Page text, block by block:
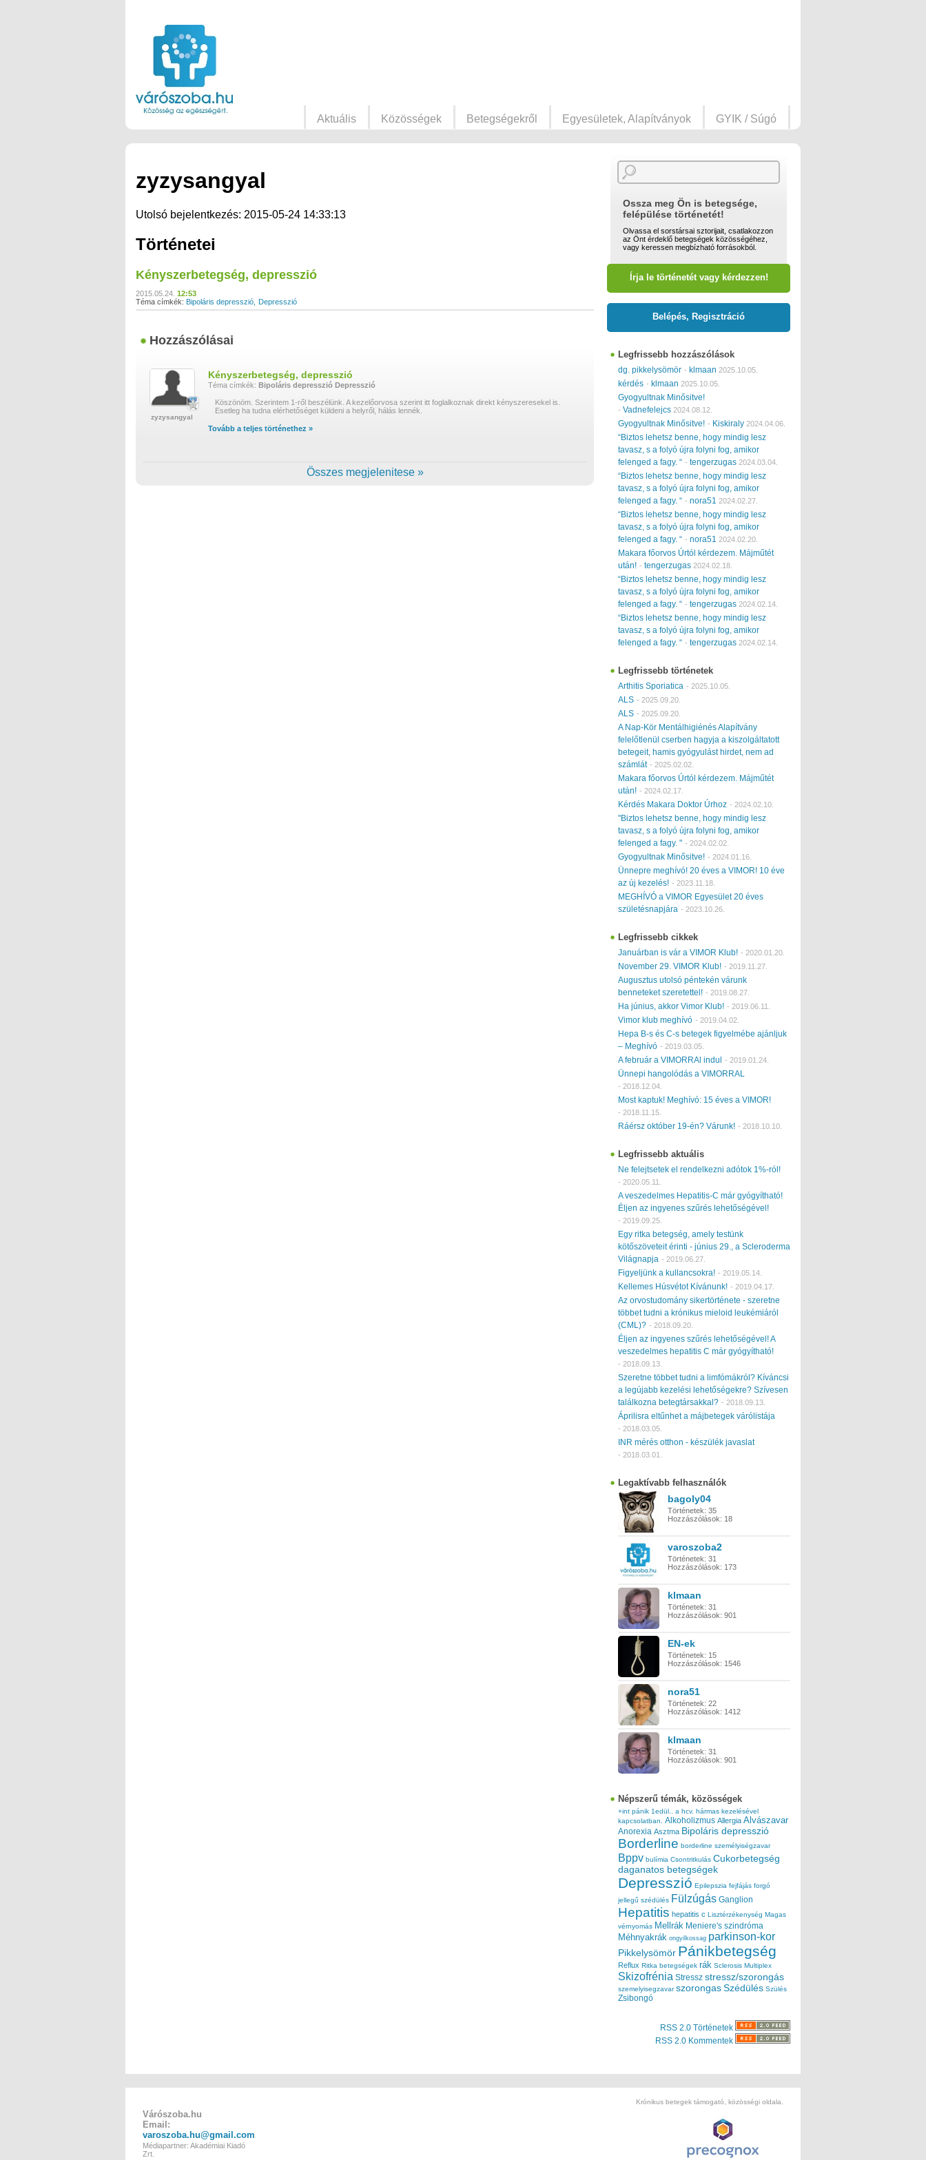
Aktuális Közösségek Betegségekről Egyesületek, Alapítványok GYIK / Súgó
zyzysangyal
Utolsó bejelentkezés: 2015-05-24 14:33:13
Történetei
Kényszerbetegség, depresszió
2015.05.24. 12:53
Téma címkék: Bipoláris depresszió Depresszió
Hozzászólásai
zyzysangyal
Kényszerbetegség, depresszió
Téma címkék: Bipoláris depresszió Depresszió
Köszönöm. Szerintem 1-ről beszélünk. A kezelőorvosa szerint itt foglalkoznak direkt kényszeresekel is.
Esetleg ha tudna elérhetőséget küldeni a helyről, hálás lennék.
Tovább a teljes történethez »
Összes megjelenitese »
Ossza meg Ön is betegsége,
felépülése történetét!
Olvassa el sorstársai sztorijait, csatlakozzon
az Önt érdeklő betegségek közösségéhez,
vagy keressen megbízható forrásokból.
Írja le történetét vagy kérdezzen!
Belépés, Regisztráció
Legfrissebb hozzászólások
dg. pikkelysömör - klmaan 2025.10.05.
kérdés - klmaan 2025.10.05.
Gyogyultnak Minősitve!
- Vadnefelejcs 2024.08.12.
Gyogyultnak Minősitve! - Kiskiraly 2024.04.06.
“Biztos lehetsz benne, hogy mindig lesz
tavasz, s a folyó újra folyni fog, amikor
felenged a fagy. “ - tengerzugas 2024.03.04.
“Biztos lehetsz benne, hogy mindig lesz
tavasz, s a folyó újra folyni fog, amikor
felenged a fagy. “ - nora51 2024.02.27.
“Biztos lehetsz benne, hogy mindig lesz
tavasz, s a folyó újra folyni fog, amikor
felenged a fagy. “ - nora51 2024.02.20.
Makara főorvos Úrtól kérdezem. Májműtét
után! - tengerzugas 2024.02.18.
“Biztos lehetsz benne, hogy mindig lesz
tavasz, s a folyó újra folyni fog, amikor
felenged a fagy. “ - tengerzugas 2024.02.14.
“Biztos lehetsz benne, hogy mindig lesz
tavasz, s a folyó újra folyni fog, amikor
felenged a fagy. “ - tengerzugas 2024.02.14.
Legfrissebb történetek
Arthitis Sporiatica - 2025.10.05.
ALS - 2025.09.20.
ALS - 2025.09.20.
A Nap-Kör Mentálhigiénés Alapítvány
felelőtlenül cserben hagyja a kiszolgáltatott
betegeit, hamis gyógyulást hirdet, nem ad
számlát - 2025.02.02.
Makara főorvos Úrtól kérdezem. Májműtét
után! - 2024.02.17.
Kérdés Makara Doktor Úrhoz - 2024.02.10.
"Biztos lehetsz benne, hogy mindig lesz
tavasz, s a folyó újra folyni fog, amikor
felenged a fagy. " - 2024.02.02.
Gyogyultnak Minősitve! - 2024.01.16.
Ünnepre meghívó! 20 éves a VIMOR! 10 éve
az új kezelés! - 2023.11.18.
MEGHÍVÓ a VIMOR Egyesület 20 éves
születésnapjára - 2023.10.26.
Legfrissebb cikkek
Januárban is vár a VIMOR Klub! - 2020.01.20.
November 29. VIMOR Klub! - 2019.11.27.
Augusztus utolsó péntekén várunk
benneteket szeretettel! - 2019.08.27.
Ha június, akkor Vimor Klub! - 2019.06.11.
Vimor klub meghívó - 2019.04.02.
Hepa B-s és C-s betegek figyelmébe ajánljuk
– Meghívó - 2019.03.05.
A február a VIMORRAl indul - 2019.01.24.
Ünnepi hangolódás a VIMORRAL
- 2018.12.04.
Most kaptuk! Meghívó: 15 éves a VIMOR!
- 2018.11.15.
Ráérsz október 19-én? Várunk! - 2018.10.10.
Legfrissebb aktuális
Ne felejtsetek el rendelkezni adótok 1%-ról!
- 2020.05.11.
A veszedelmes Hepatitis-C már gyógyítható!
Éljen az ingyenes szűrés lehetőségével!
- 2019.09.25.
Egy ritka betegség, amely testünk
kötőszöveteit érinti - június 29., a Scleroderma
Világnapja - 2019.06.27.
Figyeljünk a kullancsokra! - 2019.05.14.
Kellemes Húsvétot Kívánunk! - 2019.04.17.
Az orvostudomány sikertörténete - szeretne
többet tudni a krónikus mieloid leukémiáról
(CML)? - 2018.09.20.
Éljen az ingyenes szűrés lehetőségével! A
veszedelmes hepatitis C már gyógyítható!
- 2018.09.13.
Szeretne többet tudni a limfómákról? Kíváncsi
a legújabb kezelési lehetőségekre? Szívesen
találkozna betegtársakkal? - 2018.09.13.
Áprilisra eltűnhet a májbetegek várólistája
- 2018.03.05.
INR mérés otthon - készülék javaslat
- 2018.03.01.
Legaktívabb felhasználók
bagoly04
Történetek: 35
Hozzászólások: 18
varoszoba2
Történetek: 31
Hozzászólások: 173
klmaan
Történetek: 31
Hozzászólások: 901
EN-ek
Történetek: 15
Hozzászólások: 1546
nora51
Történetek: 22
Hozzászólások: 1412
klmaan
Történetek: 31
Hozzászólások: 901
Népszerű témák, közösségek
+int pánik 1edül..
a hcv. hármas kezelésével
kapcsolatban.
Alkoholizmus Allergia Alvászavar
Anorexia Asztma Bipoláris depresszió
Borderline borderline személyiségzavar
Bppv bulímia Csontritkulás Cukorbetegség
daganatos betegségek
Depresszió Epilepszia fejfájás forgó
jellegű szédülés Fülzúgás Ganglion
Hepatitis hepatitis c Lisztérzékenység Magas
vérnyomás Mellrák Meniere's szindróma
Méhnyakrák ongyilkossag parkinson-kor
Pikkelysömör Pánikbetegség
Reflux Ritka betegségek rák Sclerosis Multiplex
Skizofrénia Stressz stressz/szorongás
szemelyisegzavar szorongas Szédülés Szülés
Zsibongó
RSS 2.0 Történetek
RSS 2.0 Kommentek
Várószoba.hu
Email:
varoszoba.hu@gmail.com
Médiapartner: Akadémiai Kiadó
Zrt.
Krónikus betegek támogató, közösségi oldala.